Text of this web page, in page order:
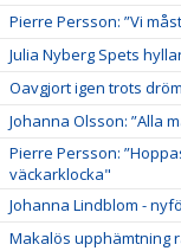
Pierre Persson: ”Vi
Julia Nyberg Spets
Oavgjort igen trots
Johanna Olsson: ”Alla
Pierre Persson:
väckarklocka"
Johanna Lindblom -
Makalös upphämtning